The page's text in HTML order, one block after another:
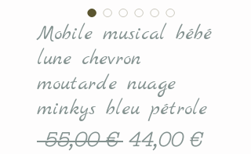
Mobile musical bébé
lune chevron
moutarde nuage
minkys bleu pétrole
55,00 € Prix
44,00 €Prix